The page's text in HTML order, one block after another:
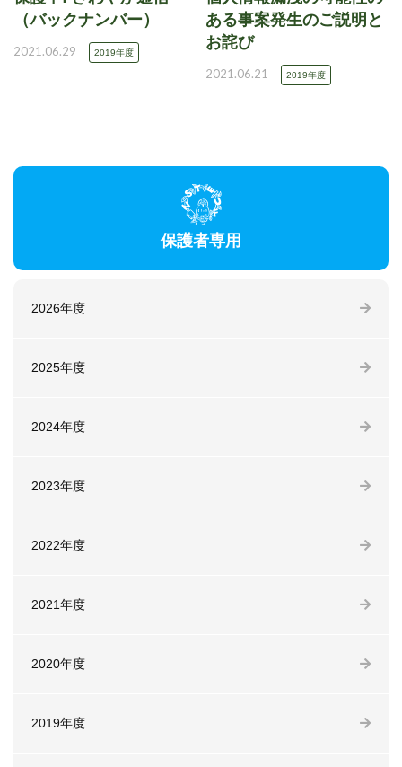
（バックナンバー）
2021.06.29 2019年度
ある事案発生のご説明と
お詫び
2021.06.21 2019年度
保護者専用
2026年度
2025年度
2024年度
2023年度
2022年度
2021年度
2020年度
2019年度